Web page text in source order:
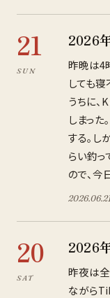
21
SUN
2026
昨晩は4
しても寝
うちに、
しまった
する。し
らい釣
ので、今
2026.06.
20
SAT
2026
昨夜は全
ながら